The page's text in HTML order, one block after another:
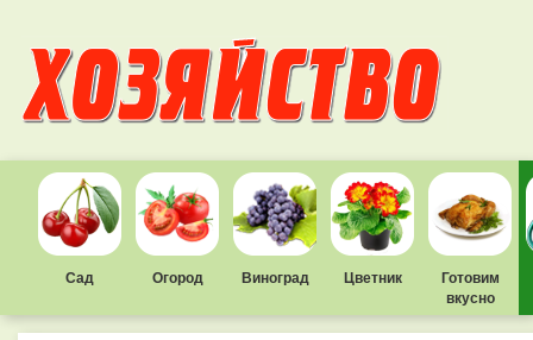
Сад Огород Виноград Цветник
Готовим
вкусно